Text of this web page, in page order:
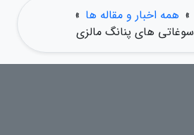
» همه اخبار و مقاله ها »
سوغاتی های پنانگ مالزی